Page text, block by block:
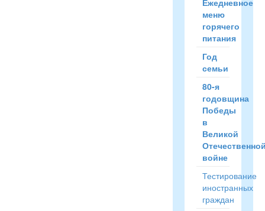
Ежедневное
меню
горячего
питания
Год
семьи
80-я
годовщина
Победы
в
Великой
войне
Тестирование
иностранных
граждан